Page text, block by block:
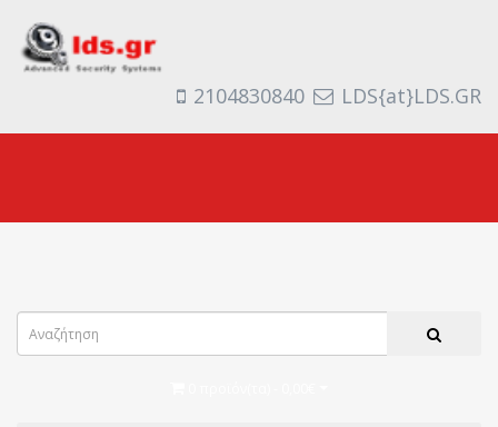
2104830840 LDS{at}LDS.GR